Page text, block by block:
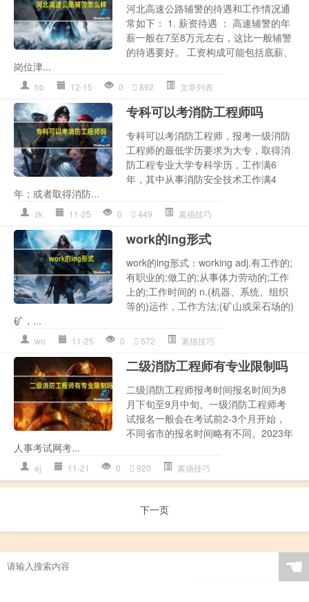
河北高速公路辅警的待遇和工作情况通
常如下： 1. 薪资待遇 ： 高速辅警的年
薪一般在7至8万元左右，这比一般辅警
的待遇要好。 工资构成可能包括底薪、
岗位津...
hb 12-15 0 892 文章列表
专科可以考消防工程师吗
专科可以考消防工程师，报考一级消防
工程师的最低学历要求为大专，取得消
防工程专业大学专科学历，工作满6
年，其中从事消防安全技术工作满4
年；或者取得消防...
zk 11-25 0 449 素描技巧
work的ing形式
work的ing形式：working adj.有工作的;
有职业的;做工的;从事体力劳动的;工作
上的;工作时间的 n.(机器、系统、组织
等的)运作，工作方法;(矿山或采石场的)
矿，...
wo 11-25 0 572 素描技巧
二级消防工程师有专业限制吗
二级消防工程师报考时间报名时间为8
月下旬至9月中旬。一级消防工程师考
试报名一般会在考试前2-3个月开始，
不同省市的报名时间略有不同。2023年
人事考试网考...
ej 11-21 0 920 素描技巧
下一页
☚